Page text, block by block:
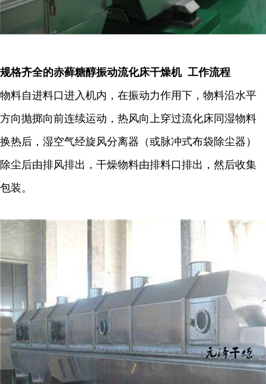
规格齐全的赤藓糖醇振动流化床干燥机 工作流程
物料自进料口进入机内，在振动力作用下，物料沿水平
方向抛掷向前连续运动，热风向上穿过流化床同湿物料
换热后，湿空气经旋风分离器（或脉冲式布袋除尘器）
除尘后由排风排出，干燥物料由排料口排出，然后收集
包装。